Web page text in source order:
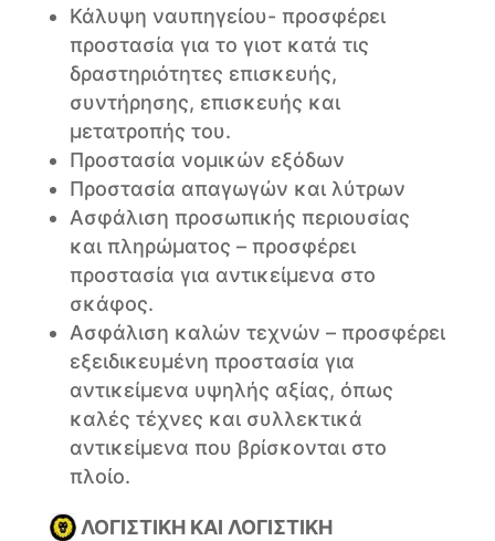
Κάλυψη ναυπηγείου- προσφέρει
προστασία για το γιοτ κατά τις
δραστηριότητες επισκευής,
συντήρησης, επισκευής και
μετατροπής του.
Προστασία νομικών εξόδων
Προστασία απαγωγών και λύτρων
Ασφάλιση προσωπικής περιουσίας
και πληρώματος – προσφέρει
προστασία για αντικείμενα στο
σκάφος.
Ασφάλιση καλών τεχνών – προσφέρει
εξειδικευμένη προστασία για
αντικείμενα υψηλής αξίας, όπως
καλές τέχνες και συλλεκτικά
αντικείμενα που βρίσκονται στο
πλοίο.
ΛΟΓΙΣΤΙΚΗ ΚΑΙ ΛΟΓΙΣΤΙΚΗ